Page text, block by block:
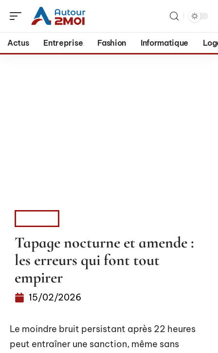
Actus Entreprise Fashion Informatique
Tapage nocturne et amende :
les erreurs qui font tout
empirer
15/02/2026
Le moindre bruit persistant après 22 heures
peut entraîner une sanction, même sans